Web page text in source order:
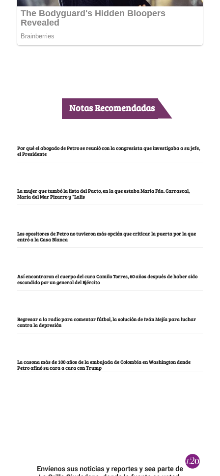
Notas Recomendadas
Por qué el abogado de Petro se reunió con la congresista que investigaba a su jefe,
el Presidente
La mujer que tumbó la lista del Pacto, en la que estaba María Fda. Carrascal,
María del Mar Pizarro y “Lalis
Los opositores de Petro no tuvieron más opción que criticar la puerta por la que
entró a la Casa Blanca
Así encontraron el cuerpo del cura Camilo Torres, 60 años después de haber sido
escondido por un general del Ejército
Regresar a la radio para comentar fútbol, la solución de Iván Mejía para luchar
contra la depresión
La casona más de 100 años de la embajada de Colombia en Washington donde
Petro afinó su cara a cara con Trump